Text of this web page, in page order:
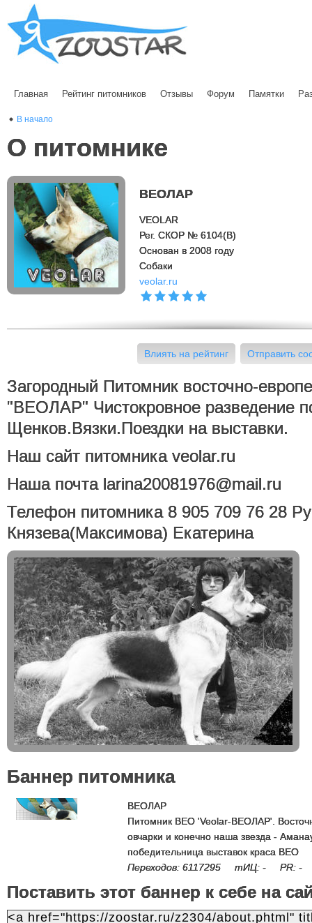
Главная Рейтинг питомников Отзывы Форум Памятки
В начало
О питомнике
ВЕОЛАР
VEOLAR
Рег. СКОР № 6104(B)
Основан в 2008 году
Cобаки
veolar.ru
Влиять на рейтинг Отправить
Загородный Питомник восточно-
"ВЕОЛАР" Чистокровное разведение
Щенков.Вязки.Поездки на выставки.
Наш сайт питомника veolar.ru
Наша почта larina20081976@mail.ru
Телефон питомника 8 905 709 76 28
Князева(Максимова) Екатерина
Баннер питомника
ВЕОЛАР
Питомник ВЕО 'Veolar-ВЕОЛАР'.
овчарки и конечно наша звезда -
победительница выставок краса ВЕО
Переходов: 6117295 тИЦ: - PR: -
Поставить этот баннер к себе на